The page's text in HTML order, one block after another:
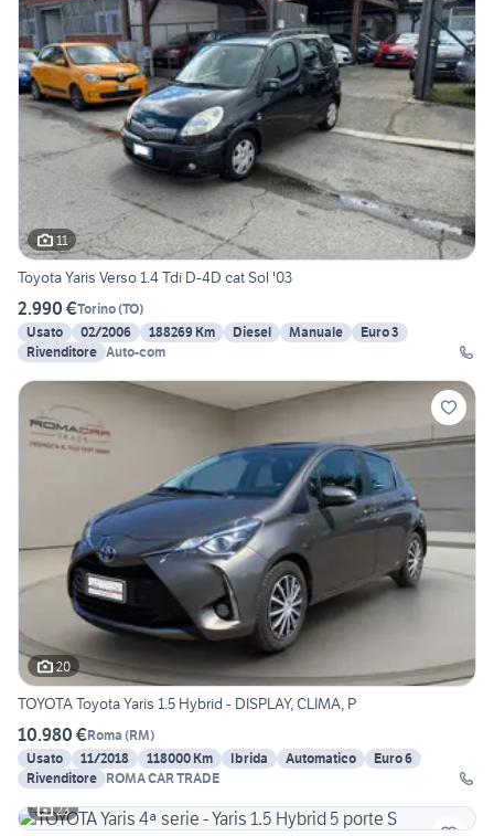
11
Toyota Yaris Verso 1.4 Tdi D-4D cat Sol '03
2.990 €Torino(TO)
Usato
02/2006 188269 Km Diesel Manuale
Euro 3
Rivenditore Auto-com
20
TOYOTA Toyota Yaris 1.5 Hybrid - DISPLAY, CLIMA, P
10.980 €Roma (RM)
Usato
11/2018 118000 Km Ibrida Automatico
Euro 6
Rivenditore ROMA CAR TRADE
23